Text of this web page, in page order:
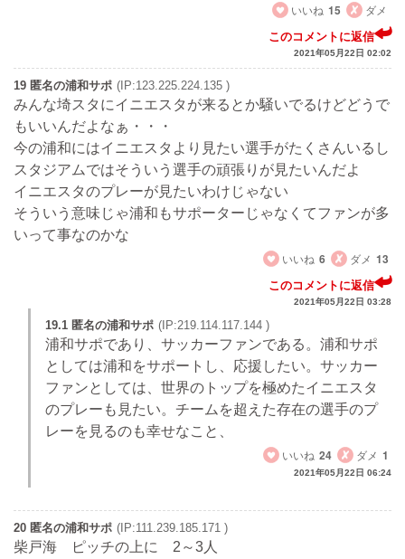
いいね 15 ダメ
このコメントに返信
2021年05月22日 02:02
19 匿名の浦和サポ (IP:123.225.224.135 )
みんな埼スタにイニエスタが来るとか騒いでるけどどうで
もいいんだよなぁ・・・
今の浦和にはイニエスタより見たい選手がたくさんいるし
スタジアムではそういう選手の頑張りが見たいんだよ
イニエスタのプレーが見たいわけじゃない
そういう意味じゃ浦和もサポーターじゃなくてファンが多
いって事なのかな
いいね 6 ダメ 13
このコメントに返信
2021年05月22日 03:28
19.1 匿名の浦和サポ (IP:219.114.117.144 )
浦和サポであり、サッカーファンである。浦和サポ
としては浦和をサポートし、応援したい。サッカー
ファンとしては、世界のトップを極めたイニエスタ
のプレーも見たい。チームを超えた存在の選手のプ
レーを見るのも幸せなこと、
いいね 24 ダメ 1
2021年05月22日 06:24
20 匿名の浦和サポ (IP:111.239.185.171 )
柴戸海 ピッチの上に 2～3人